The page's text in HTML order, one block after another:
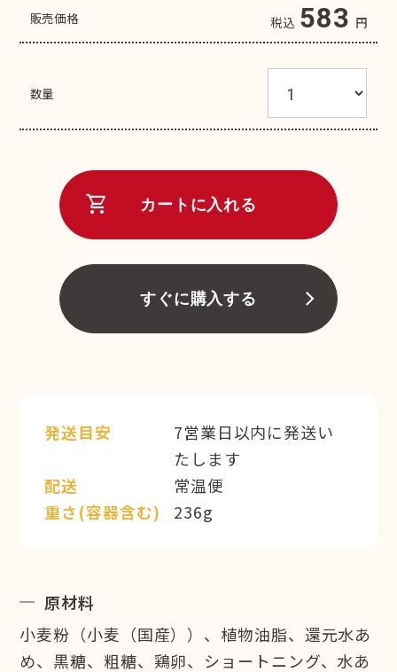
販売価格 税込 583 円
数量
shopping_cart カートに入れる
すぐに購入する
発送目安
7営業日以内に発送い
たします
配送
常温便
重さ(容器含む)
236g
原材料
小麦粉（小麦（国産））、植物油脂、還元水あ
め、黒糖、粗糖、鶏卵、ショートニング、水あ